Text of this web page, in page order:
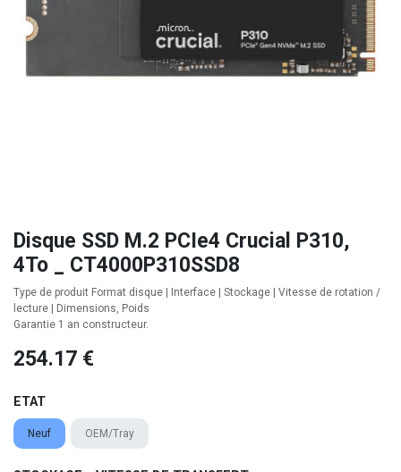
Disque SSD M.2 PCIe4 Crucial P310,
4To _ CT4000P310SSD8
Type de produit Format disque | Interface | Stockage | Vitesse de rotation /
lecture | Dimensions, Poids
Garantie 1 an constructeur.
254.17 €
ETAT
Neuf OEM/Tray